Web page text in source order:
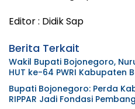
Editor : Didik Sap
Berita Terkait
Wakil Bupati Bojonegoro,
HUT ke-64 PWRI Kabupaten
Bupati Bojonegoro: Perda
RIPPAR Jadi Fondasi